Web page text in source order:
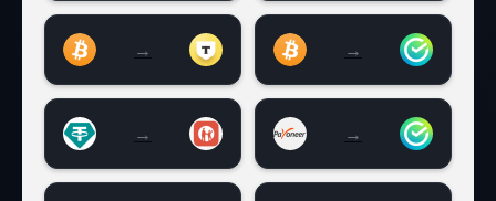
→
Биткоин на Тинькофф
→
Биткоин на
→
USDT на Каспи
→
Payeer на